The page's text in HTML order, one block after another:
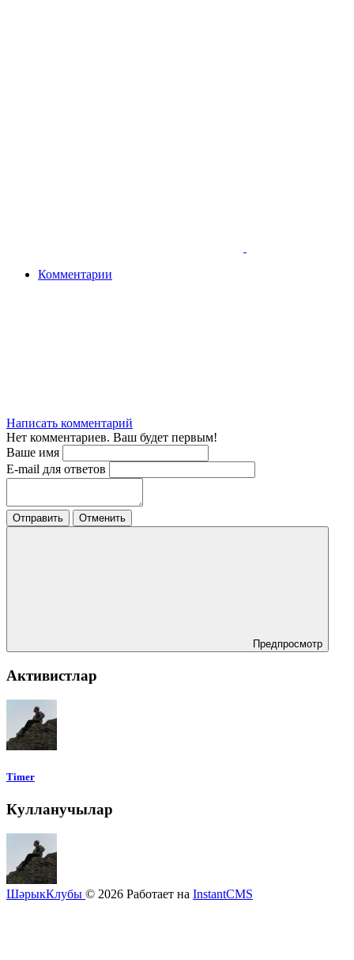
Комментарии
Написать комментарий
Нет комментариев. Ваш будет первым!
Ваше имя
E-mail для ответов
Отправить Отменить
Предпросмотр
Активистлар
Timer
Кулланучылар
ШәрыкКлубы © 2026 Работает на InstantCMS